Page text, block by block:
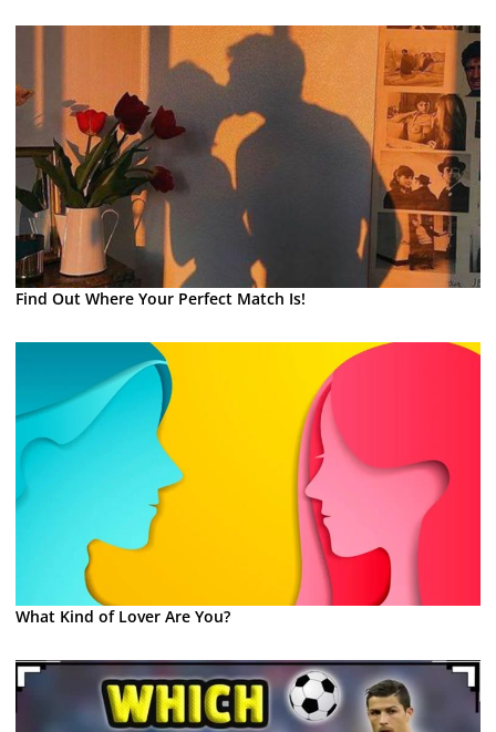
Find Out Where Your Perfect Match Is!
What Kind of Lover Are You?